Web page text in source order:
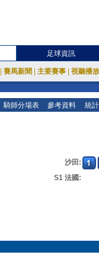
足球資訊
賽馬新聞 主要賽事 視聽播
騎師分場表 參考資料 統
沙田:
S1 法國: